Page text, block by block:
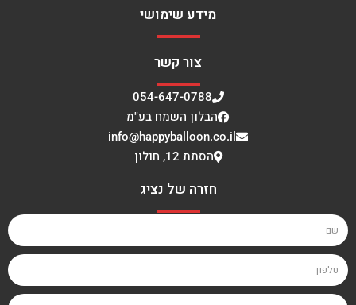
מידע שימושי
צור קשר
054-647-0788
הבלון השמח בע"מ
info@happyballoon.co.il
הסתת 12, חולון
חזרה של נציג